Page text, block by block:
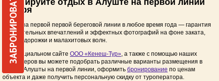
ЗАБРОНИРОВАТЬ
у моря
Отдых на первой первой береговой линии в любое время года — гарантия
замечательных впечатлений и эффектных фотографий на фоне заката,
лунной дорожки и малахитовых волн.
На официальном сайте ООО «Кенеш-Тур» , а также с помощью наших
менеджеров вы можете подобрать различные варианты размещения в
отелях Алушты на первой линии, оформить бронирование по ценам
объекта и даже получить персональную скидку от туроператора.